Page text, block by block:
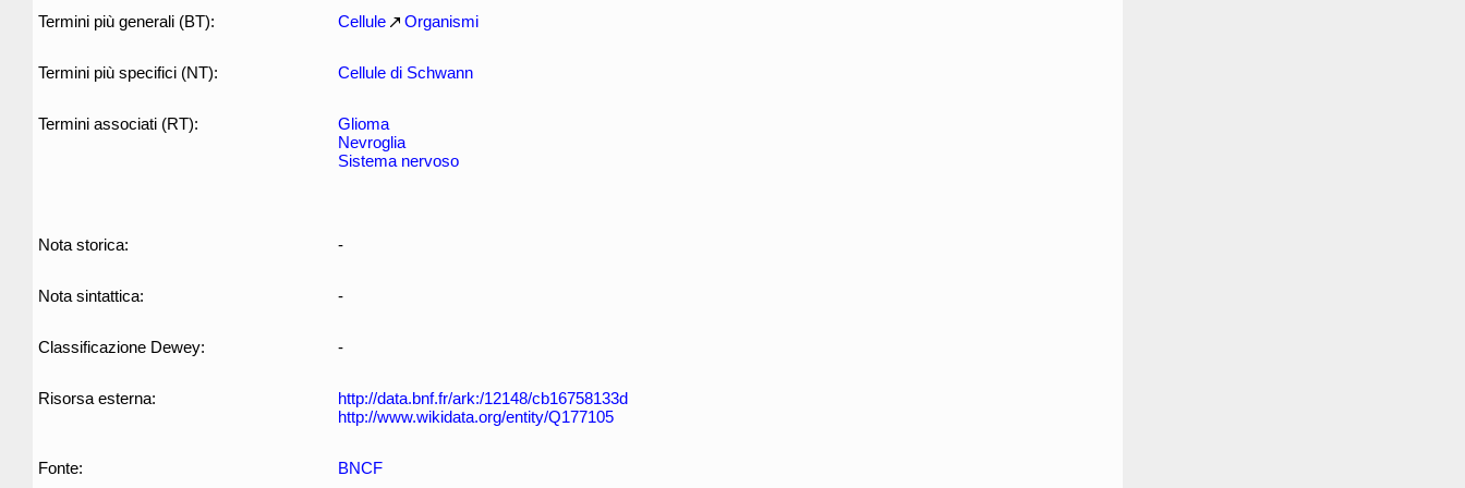
Termini più generali (BT): Cellule Organismi
Termini più specifici (NT): Cellule di Schwann
Termini associati (RT):
Glioma
Nevroglia
Sistema nervoso
Nota storica: -
Nota sintattica: -
Classificazione Dewey: -
Risorsa esterna:
http://data.bnf.fr/ark:/12148/cb16758133d
http://www.wikidata.org/entity/Q177105
Fonte: BNCF